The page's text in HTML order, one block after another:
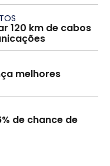
120 km de cabos
melhores
de chance de